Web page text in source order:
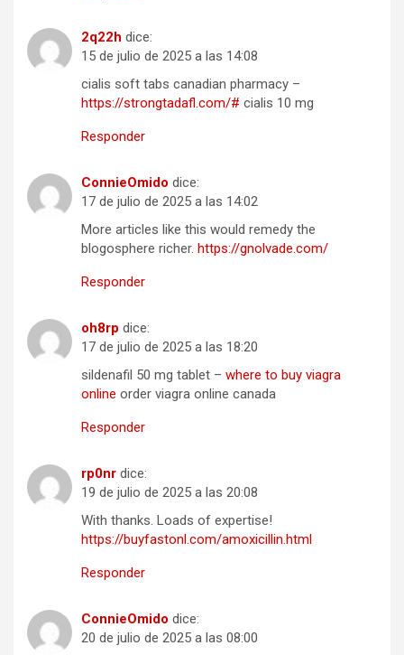
2q22h dice:
15 de julio de 2025 a las 14:08
cialis soft tabs canadian pharmacy –
https://strongtadafl.com/# cialis 10 mg
Responder
ConnieOmido dice:
17 de julio de 2025 a las 14:02
More articles like this would remedy the
blogosphere richer. https://gnolvade.com/
Responder
oh8rp dice:
17 de julio de 2025 a las 18:20
sildenafil 50 mg tablet – where to buy viagra
online order viagra online canada
Responder
rp0nr dice:
19 de julio de 2025 a las 20:08
With thanks. Loads of expertise!
https://buyfastonl.com/amoxicillin.html
Responder
ConnieOmido dice:
20 de julio de 2025 a las 08:00